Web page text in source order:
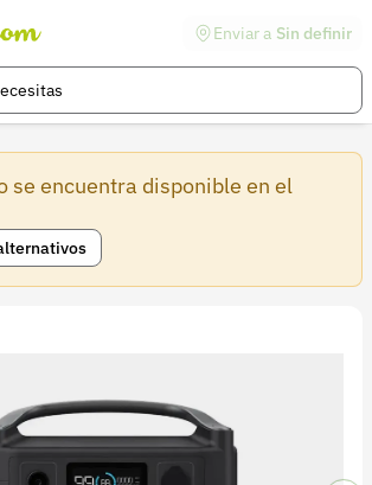
Enviar a Sin definir
se encuentra disponible en el